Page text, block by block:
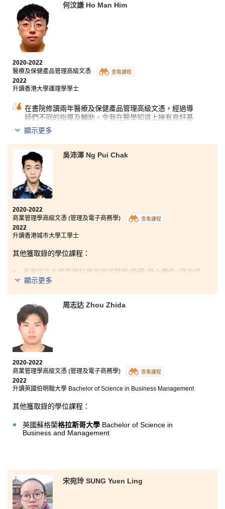
何汶謙 Ho Man Him
2020-2022
醫療及保健產品管理高級文憑
查看課程
2022
升讀香港大學護理學學士
在書院修讀兩年醫療及保健產品管理高級文憑，經過導
師們不同的指導及輔助，令我在醫學知識上擁有良好基
礎，對於我入讀港大護理學有莫大的幫助。在此，我由
衷感謝書院及導師在過去兩年的無私幫助以及耐心指
導，助公開試失手的我入讀心儀學科，邁向理想。故同
學即使考試成績未如理想亦不必慌張，書院將提供你們
一個新機遇。
顯示更多
吳沛澤 Ng Pui Chak
2020-2022
商業管理學高級文憑 (管理及電子商務學)
查看課程
2022
升讀香港城市大學工學士
其他獲取錄的學位課程：
香港恒生大學管理科學與資訊管理(榮譽)學士學位 (高年級
入學)
在HPSHCC的兩年學習經歷，加深了我對商業營運內不
同範疇的認識 (例如資訊科技、法律、會計和人力資源
管理等)。課程亦令我發掘到自己的熱誠所在，在未來我
會以資訊科技、電子及電腦科學作為新的發展方向。
顯示更多
周志达 Zhou Zhida
2020-2022
商業管理學高級文憑 (管理及電子商務學)
查看課程
2022
升讀英國伯明翰大學 Bachelor of Science in Business Management
其他獲取錄的學位課程：
英國蘇格蘭格拉斯哥大學 Bachelor of Science in
Business and Management
宋宛玲 SUNG Yuen Ling